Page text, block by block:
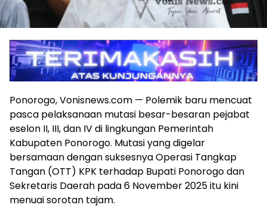
Ponorogo, Vonisnews.com — Polemik baru mencuat
pasca pelaksanaan mutasi besar-besaran pejabat
eselon II, III, dan IV di lingkungan Pemerintah
Kabupaten Ponorogo. Mutasi yang digelar
bersamaan dengan suksesnya Operasi Tangkap
Tangan (OTT) KPK terhadap Bupati Ponorogo dan
Sekretaris Daerah pada 6 November 2025 itu kini
menuai sorotan tajam.